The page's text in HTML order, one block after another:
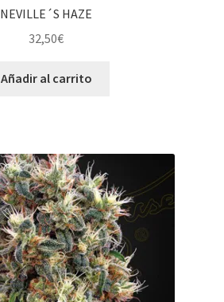
NEVILLE´S HAZE
32,50€
Añadir al carrito